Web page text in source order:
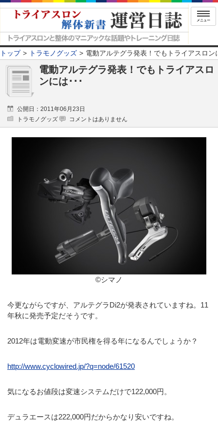
メニュー
トップ トラモノグッズ 電動アルテグラ発表！でもトライアスロン
電動アルテグラ発表！でもトライアスロ
ンには･･･
公開日：2011年06月23日
トラモノグッズ
コメントはありません
©シマノ
今更ながらですが、アルテグラDi2が発表されていますね。11
年秋に発売予定だそうです。
2012年は電動変速が市民権を得る年になるんでしょうか？
http://www.cyclowired.jp/?q=node/61520
気になるお値段は変速システムだけで122,000円。
デュラエースは222,000円だからかなり安いですね。